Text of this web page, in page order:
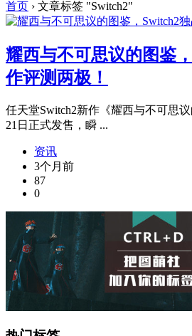
首页 › 文章标签 "Switch2"
耀西与不可思议的图鉴
作评测两极！
任天堂Switch2新作《耀西与不可思
21日正式发售，瞬 ...
资讯
3个月前
87
0